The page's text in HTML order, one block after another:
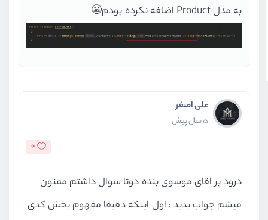
به مدل Product اضافه نکرده بودم😬
علی اصغر
5 سال پیش
0
درود بر اقای موسوی بنده دوتا سوال داشتم ممنون
میشم جواب بدید : اول اینکه دقیقا مفهوم بخش کدی